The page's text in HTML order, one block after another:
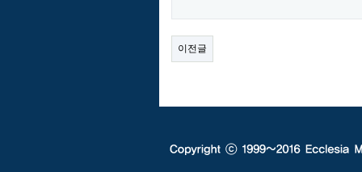
이전글